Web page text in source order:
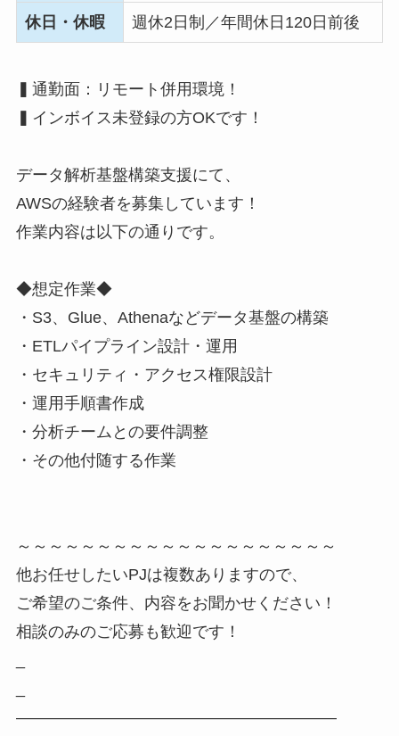
休日・休暇 週休2日制／年間休日120日前後
▍通勤面：リモート併用環境！
▍インボイス未登録の方OKです！
データ解析基盤構築支援にて、
AWSの経験者を募集しています！
作業内容は以下の通りです。
◆想定作業◆
・S3、Glue、Athenaなどデータ基盤の構築
・ETLパイプライン設計・運用
・セキュリティ・アクセス権限設計
・運用手順書作成
・分析チームとの要件調整
・その他付随する作業
～～～～～～～～～～～～～～～～～～～～
他お任せしたいPJは複数ありますので、
ご希望のご条件、内容をお聞かせください！
相談のみのご応募も歓迎です！
――――――――――――――――――――